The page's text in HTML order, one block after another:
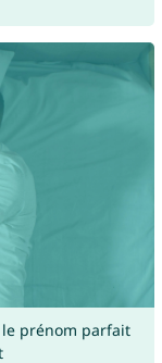
le prénom parfait